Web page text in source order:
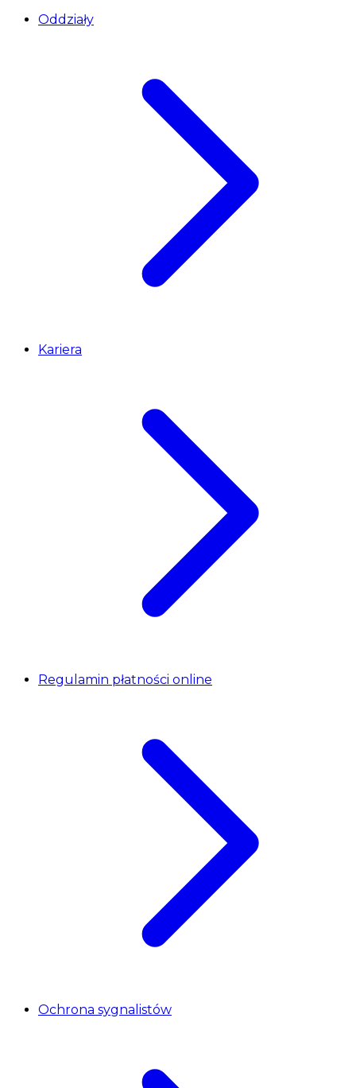
Oddziały
Kariera
Regulamin płatności online
Ochrona sygnalistów